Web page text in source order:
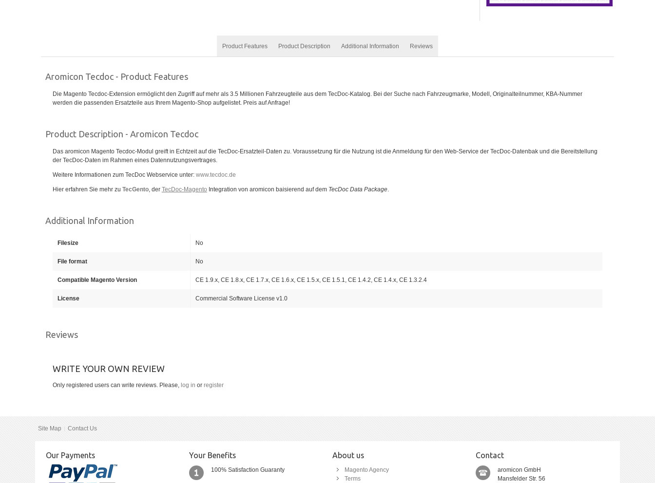
Product Features Product Description Additional Information Reviews
Aromicon Tecdoc - Product Features
Die Magento Tecdoc-Extension ermöglicht den Zugriff auf mehr als 3.5 Millionen Fahrzeugteile aus dem TecDoc-Katalog. Bei der Suche nach Fahrzeugmarke, Modell, Originalteilnummer, KBA-Nummer
werden die passenden Ersatzteile aus Ihrem Magento-Shop aufgelistet. Preis auf Anfrage!
Product Description - Aromicon Tecdoc
Das aromicon Magento Tecdoc-Modul greift in Echtzeit auf die TecDoc-Ersatzteil-Daten zu. Voraussetzung für die Nutzung ist die Anmeldung für den Web-Service der TecDoc-Datenbak und die Bereitstellung
der TecDoc-Daten im Rahmen eines Datennutzungsvertrages.
Weitere Informationen zum TecDoc Webservice unter: www.tecdoc.de
Hier erfahren Sie mehr zu TecGento, der TecDoc-Magento Integration von aromicon baisierend auf dem TecDoc Data Package.
Additional Information
Filesize No
File format No
Compatible Magento Version CE 1.9.x, CE 1.8.x, CE 1.7.x, CE 1.6.x, CE 1.5.x, CE 1.5.1, CE 1.4.2, CE 1.4.x, CE 1.3.2.4
License Commercial Software License v1.0
Reviews
WRITE YOUR OWN REVIEW
Only registered users can write reviews. Please, log in or register
Site Map Contact Us
Our Payments Your Benefits
100% Satisfaction Guaranty
About us
Magento Agency
Terms
Contact
aromicon GmbH
Mansfelder Str. 56